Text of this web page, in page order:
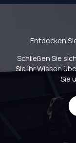
Entdecken
Schließen Sie
Sie Ihr Wissen
Sie